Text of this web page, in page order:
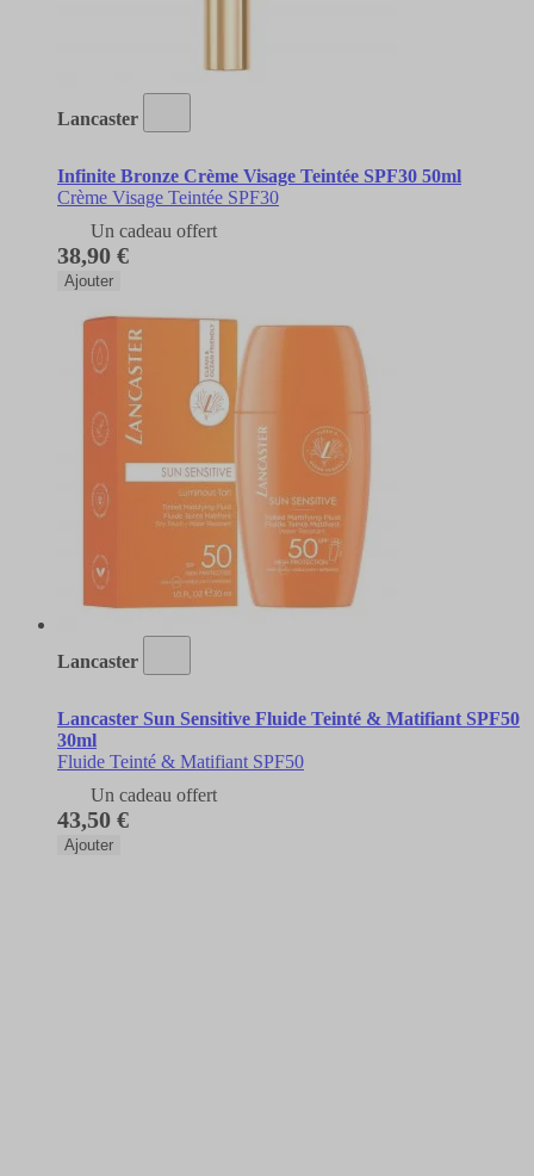
Lancaster
Infinite Bronze Crème Visage Teintée SPF30 50ml
Crème Visage Teintée SPF30
Un cadeau offert
38,90 €
Ajouter
Lancaster
Lancaster Sun Sensitive Fluide Teinté & Matifiant SPF50
30ml
Fluide Teinté & Matifiant SPF50
Un cadeau offert
43,50 €
Ajouter